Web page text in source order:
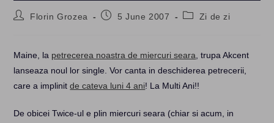
PostFlorin Grozea
Post5 June 2007
PostZi de zi
Maine, la petrecerea noastra de miercuri seara , trupa Akcent
lanseaza noul lor single. Vor canta in deschiderea petrecerii,
care a implinitde cateva luni 4 ani! La Multi Ani!!
De obicei Twice-ul e plin miercuri seara (chiar si acum, in